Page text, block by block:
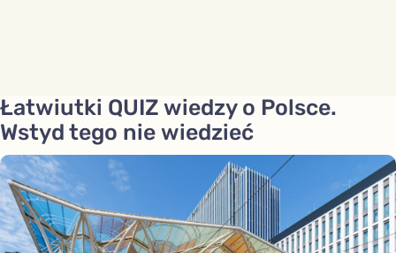
Łatwiutki QUIZ wiedzy o Polsce.
Wstyd tego nie wiedzieć